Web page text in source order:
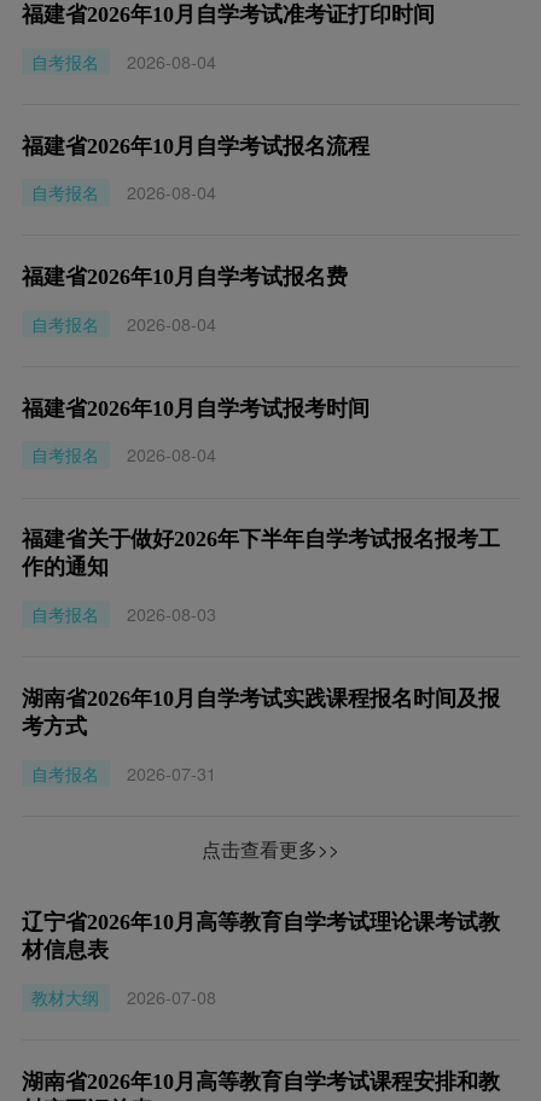
福建省2026年10月自学考试准考证打印时间
自考报名
2026-08-04
福建省2026年10月自学考试报名流程
自考报名
2026-08-04
福建省2026年10月自学考试报名费
自考报名
2026-08-04
福建省2026年10月自学考试报考时间
自考报名
2026-08-04
福建省关于做好2026年下半年自学考试报名报考工
作的通知
自考报名
2026-08-03
湖南省2026年10月自学考试实践课程报名时间及报
考方式
自考报名
2026-07-31
点击查看更多>>
辽宁省2026年10月高等教育自学考试理论课考试教
材信息表
教材大纲
2026-07-08
湖南省2026年10月高等教育自学考试课程安排和教